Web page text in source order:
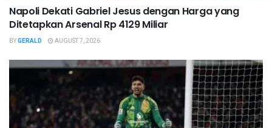
Napoli Dekati Gabriel Jesus dengan Harga yang
Ditetapkan Arsenal Rp 4129 Miliar
BYGERALD AUGUST 7, 2026